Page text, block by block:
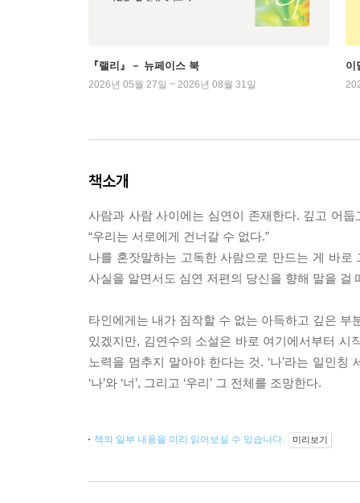
『랠리』－ 뉴페이스 북
2026년 05월 27일 ~ 2026년 08월 31일
이
책소개
사람과 사람 사이에는 심연이 존재한다. 깊고 어
“우리는 서로에게 건너갈 수 없다.”
나를 혼잣말하는 고독한 사람으로 만드는 게 바
사실을 알면서도 심연 저편의 당신을 향해 말을 걸
타인에게는 내가 짐작할 수 없는 아득하고 깊은
있겠지만, 김연수의 소설은 바로 여기에서부터
노력을 멈추지 말아야 한다는 것. ‘나’라는 일인
‘나’와 ‘너’, 그리고 ‘우리’ 그 전체를 조망한다.
책의 일부 내용을 미리 읽어보실 수 있습니다. 미리보기